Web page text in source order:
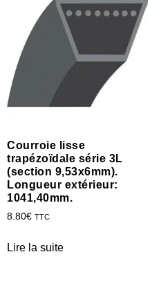
Courroie lisse
trapézoïdale série 3L
(section 9,53x6mm).
Longueur extérieur:
1041,40mm.
8.80€ TTC
Lire la suite